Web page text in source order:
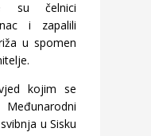
su čelnici
i zapalili
u spomen
kojim se
u Sisku